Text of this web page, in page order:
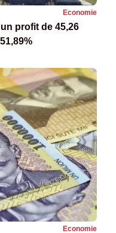
Economie
profit de 45,26
Economie